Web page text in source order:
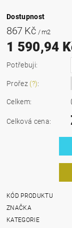
Dostupnost
867 Kč / m2
1 590,94
Potřebuji:
Prořez (?):
Celkem:
Celková cena:
KÓD PRODUKTU
ZNAČKA
KATEGORIE